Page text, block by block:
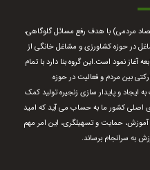
مردمی) با هدف رفع مسائل گلوگاهی،
در حوزه کشاورزی و مشاغل خانگی از
این گروه بنا دارد با تمام
بین مردم و فعالیت در حوزه
و پایدار سازی زنجیره تولید کمک
اصلی کشور ما به حساب می آید که امید
آموزش، حمایت و تسهیلگری، این امر مهم
به سرانجام برساند.